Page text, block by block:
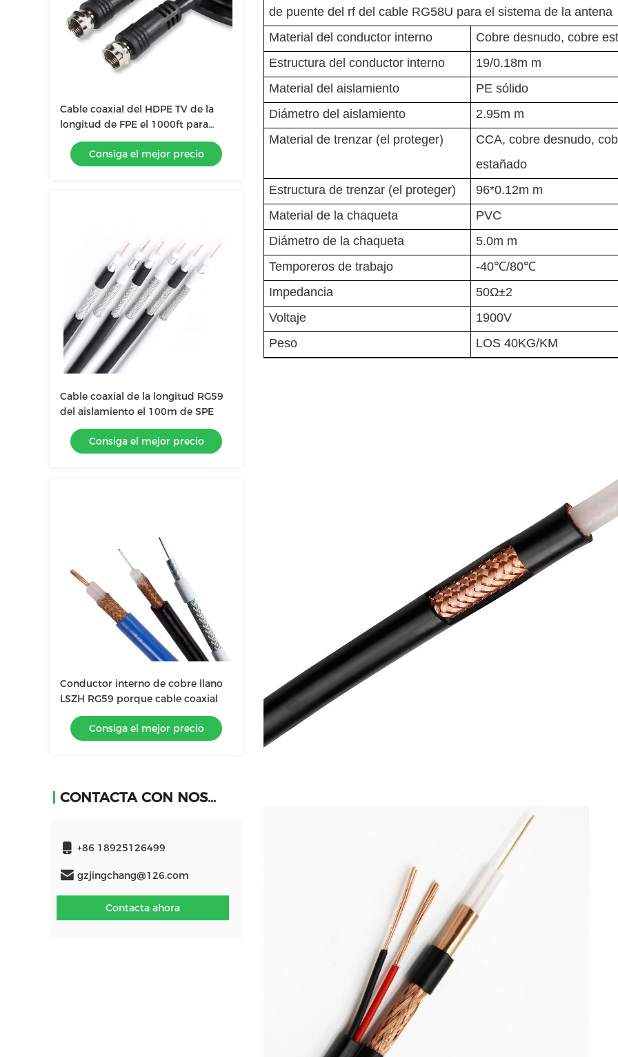
Cable coaxial del HDPE TV de la
longitud de FPE el 1000ft para
Internet
Consiga el mejor precio
Cable coaxial de la longitud RG59
del aislamiento el 100m de SPE
Consiga el mejor precio
Conductor interno de cobre llano
LSZH RG59 porque cable coaxial
Consiga el mejor precio
CONTACTA CON NOSOTROS
+86 18925126499
gzjingchang@126.com
Contacta ahora
de puente del rf del cable RG58U para el sistema de la antena
Material del conductor interno
Cobre desnudo, cobre
Estructura del conductor interno
19/0.18m m
Material del aislamiento
PE sólido
Diámetro del aislamiento
2.95m m
Material de trenzar (el proteger)
CCA, cobre desnudo,
estañado
Estructura de trenzar (el proteger)
96*0.12m m
Material de la chaqueta
PVC
Diámetro de la chaqueta
5.0m m
Temporeros de trabajo
-40℃/80℃
Impedancia
50Ω±2
Voltaje
1900V
Peso
LOS 40KG/KM